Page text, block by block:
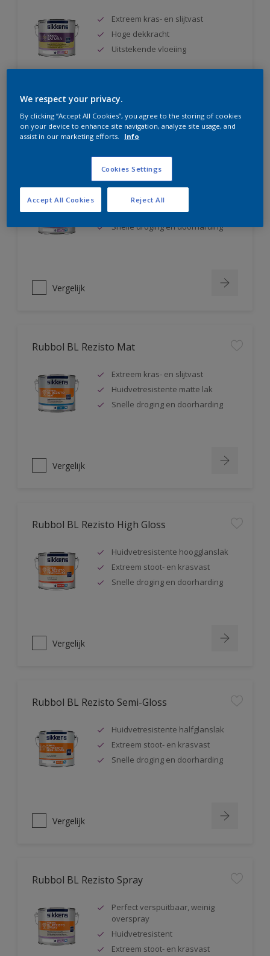
Extreem kras- en slijtvast
Hoge dekkracht
Uitstekende vloeiing
Rubbol BL Rezisto Satin
Extreem kras- en slijtvast
Huidvetresistente zijdeglanslak
Snelle droging en doorharding
Vergelijk
Rubbol BL Rezisto Mat
Extreem kras- en slijtvast
Huidvetresistente matte lak
Snelle droging en doorharding
Vergelijk
Rubbol BL Rezisto High Gloss
Huidvetresistente hoogglanslak
Extreem stoot- en krasvast
Snelle droging en doorharding
Vergelijk
Rubbol BL Rezisto Semi-Gloss
Huidvetresistente halfglanslak
Extreem stoot- en krasvast
Snelle droging en doorharding
Vergelijk
Rubbol BL Rezisto Spray
Perfect verspuitbaar, weinig
overspray
Huidvetresistent
Extreem stoot- en krasvast
We respect your privacy.
By clicking “Accept All Cookies”, you agree to the storing of cookies
on your device to enhance site navigation, analyze site usage, and
assist in our marketing efforts.
Info
Cookies Settings
Reject All
Accept All Cookies